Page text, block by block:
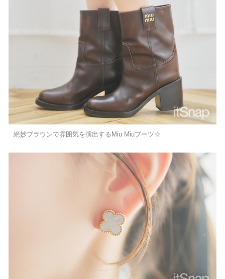
絶妙ブラウンで雰囲気を演出するMiu Miuブーツ☆